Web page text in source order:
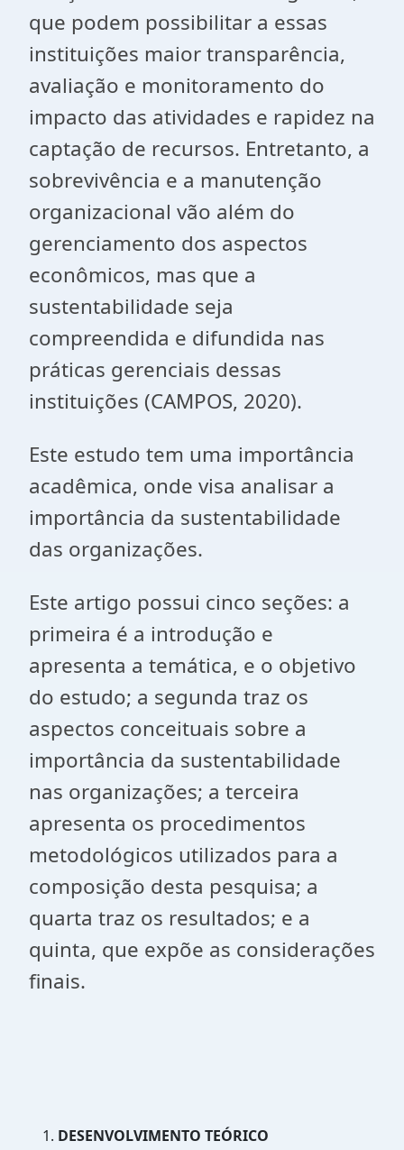
que podem possibilitar a essas
instituições maior transparência,
avaliação e monitoramento do
impacto das atividades e rapidez na
captação de recursos. Entretanto, a
sobrevivência e a manutenção
organizacional vão além do
gerenciamento dos aspectos
econômicos, mas que a
sustentabilidade seja
compreendida e difundida nas
práticas gerenciais dessas
instituições (CAMPOS, 2020).
Este estudo tem uma importância
acadêmica, onde visa analisar a
importância da sustentabilidade
das organizações.
Este artigo possui cinco seções: a
primeira é a introdução e
apresenta a temática, e o objetivo
do estudo; a segunda traz os
aspectos conceituais sobre a
importância da sustentabilidade
nas organizações; a terceira
apresenta os procedimentos
metodológicos utilizados para a
composição desta pesquisa; a
quarta traz os resultados; e a
quinta, que expõe as considerações
finais.
DESENVOLVIMENTO TEÓRICO